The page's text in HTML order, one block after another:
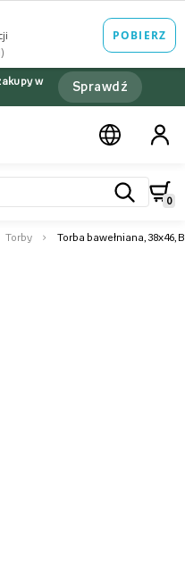
w
Sprawdź
0
Torby Torba bawełniana, 38x46,